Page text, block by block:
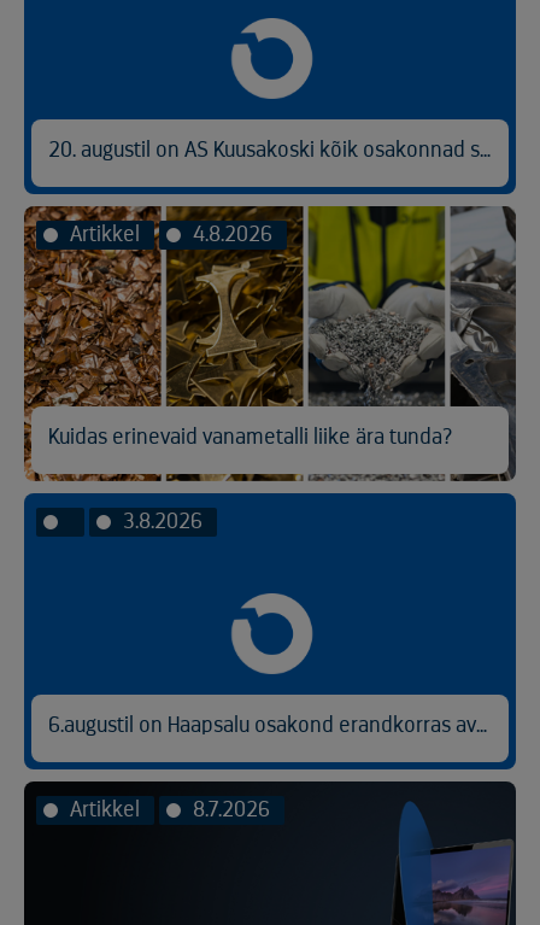
20. augustil on AS Kuusakoski kõik osakonnad suletud
Artikkel 4.8.2026
Kuidas erinevaid vanametalli liike ära tunda?
3.8.2026
Artikkel 8.7.2026